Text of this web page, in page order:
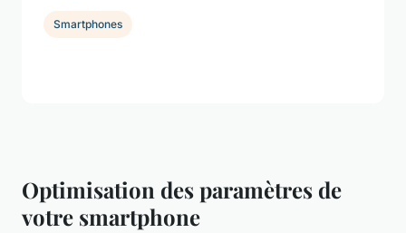
Optimisation des paramètres de
votre smartphone
Smartphones